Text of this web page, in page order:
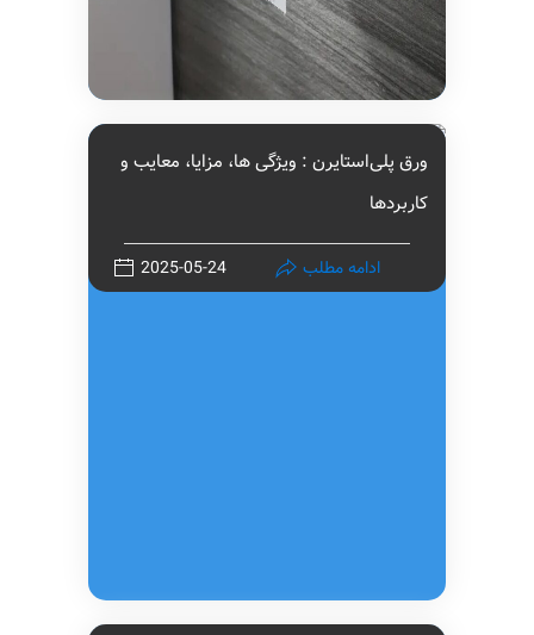
ورق‌ پلی‌استایرن : ویژگی ها، مزایا، معایب و
کاربردها
2025-05-24 ادامه مطلب